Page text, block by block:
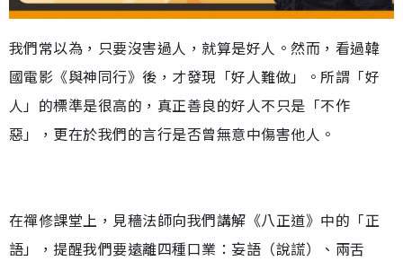
我們常以為，只要沒害過人，就算是好人。然而，看過韓
國電影《與神同行》後，才發現「好人難做」。所謂「好
人」的標準是很高的，真正善良的好人不只是「不作
惡」，更在於我們的言行是否曾無意中傷害他人。
在禪修課堂上，見穡法師向我們講解《八正道》中的「正
語」，提醒我們要遠離四種口業：妄語（說謊）、兩舌